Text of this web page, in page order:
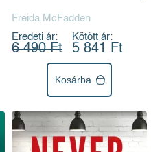
Freida McFadden
Eredeti ár:
6 490 Ft
Kötött ár:
5 841 Ft
Kosárba